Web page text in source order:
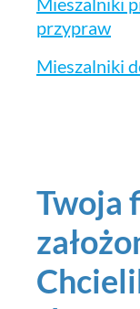
przypraw
Mieszalniki
Twoja